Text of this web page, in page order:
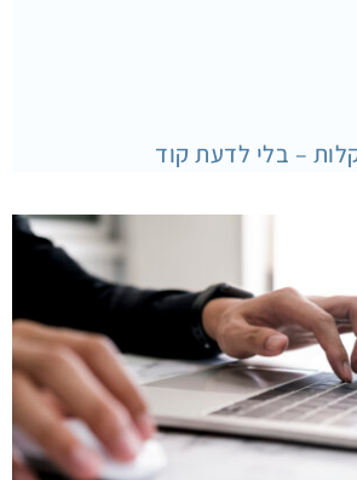
– בלי לדעת קוד